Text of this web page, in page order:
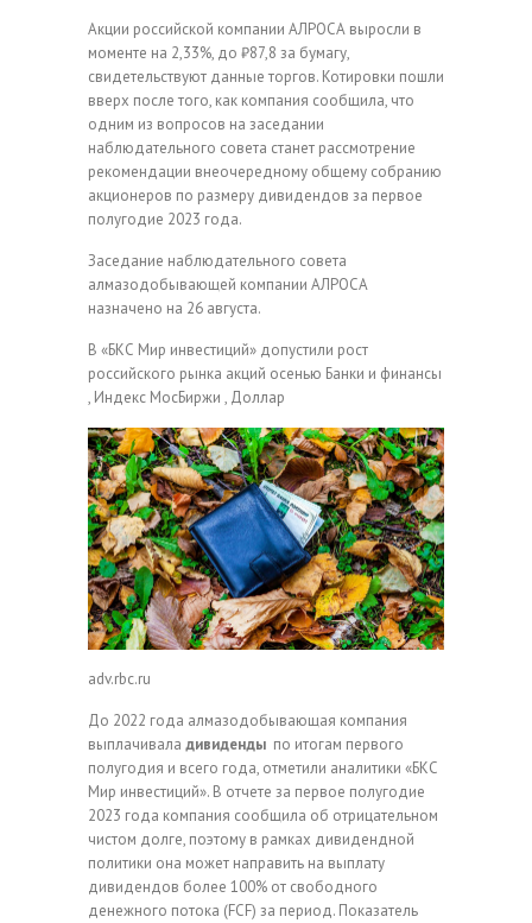
Акции российской компании АЛРОСА выросли в
моменте на 2,33%, до ₽87,8 за бумагу,
свидетельствуют данные торгов. Котировки пошли
вверх после того, как компания сообщила, что
одним из вопросов на заседании
наблюдательного совета станет рассмотрение
рекомендации внеочередному общему собранию
акционеров по размеру дивидендов за первое
полугодие 2023 года.
Заседание наблюдательного совета
алмазодобывающей компании АЛРОСА
назначено на 26 августа.
В «БКС Мир инвестиций» допустили рост
российского рынка акций осенью Банки и финансы
, Индекс МосБиржи , Доллар
adv.rbc.ru
До 2022 года алмазодобывающая компания
выплачивала дивиденды по итогам первого
полугодия и всего года, отметили аналитики «БКС
Мир инвестиций». В отчете за первое полугодие
2023 года компания сообщила об отрицательном
чистом долге, поэтому в рамках дивидендной
политики она может направить на выплату
дивидендов более 100% от свободного
денежного потока (FCF) за период. Показатель